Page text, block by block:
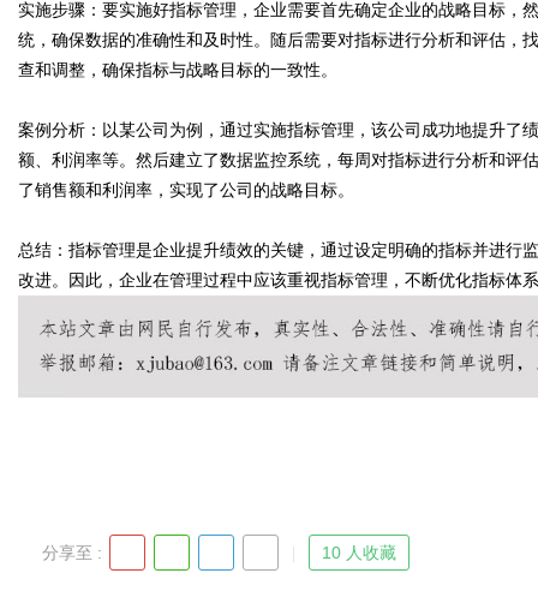
!
Bo
实施步骤：要实施好指标管理，企业需要首先确定企业的战略目标，
统，确保数据的准确性和及时性。随后需要对指标进行分析和评估，
查和调整，确保指标与战略目标的一致性。
案例分析：以某公司为例，通过实施指标管理，该公司成功地提升了
额、利润率等。然后建立了数据监控系统，每周对指标进行分析和评
了销售额和利润率，实现了公司的战略目标。
总结：指标管理是企业提升绩效的关键，通过设定明确的指标并进行
改进。因此，企业在管理过程中应该重视指标管理，不断优化指标体
分享至 : 10 人收藏